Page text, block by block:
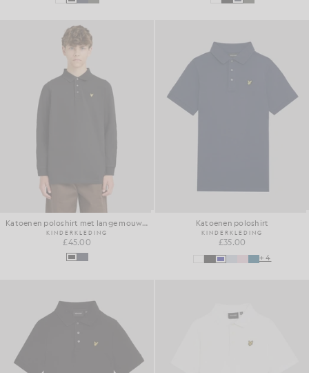
Katoenen poloshirt met lange mouwen
KINDERKLEDING
£45.00
Katoenen poloshirt
KINDERKLEDING
£35.00
+4